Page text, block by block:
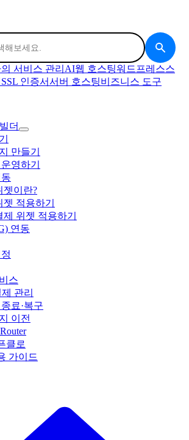
서비스 관리 AI웹 호스팅워드프레스스
SSL 인증서서버 호스팅비즈니스 도구
더
만들기
영하기
젯이란?
젯 적용하기
제 위젯 적용하기
연동
스
관리
료·복구
이전
클로
가이드